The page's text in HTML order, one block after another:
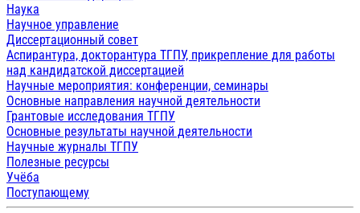
Наука
Научное управление
Диссертационный совет
Аспирантура, докторантура ТГПУ, прикрепление для работы
над кандидатской диссертацией
Научные мероприятия: конференции, семинары
Основные направления научной деятельности
Грантовые исследования ТГПУ
Основные результаты научной деятельности
Научные журналы ТГПУ
Полезные ресурсы
Учёба
Поступающему